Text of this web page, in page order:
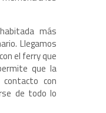
más
Llegamos
con el ferry que
que la
con
de todo lo